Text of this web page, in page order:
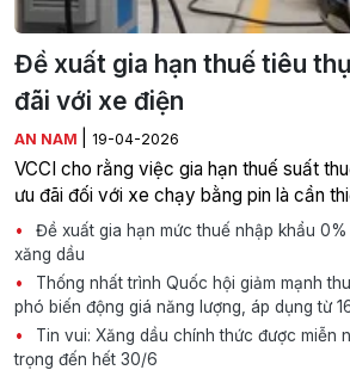
Đề xuất gia hạn thuế tiêu
đãi với xe điện
AN NAM 19-04-2026
VCCI cho rằng việc gia hạn thuế suất
ưu đãi đối với xe chạy bằng pin là cần
Đề xuất gia hạn mức thuế nhập khẩu
xăng dầu
Thống nhất trình Quốc hội giảm mạnh
phó biến động giá năng lượng, áp dụng từ
Tin vui: Xăng dầu chính thức được miễn
trọng đến hết 30/6